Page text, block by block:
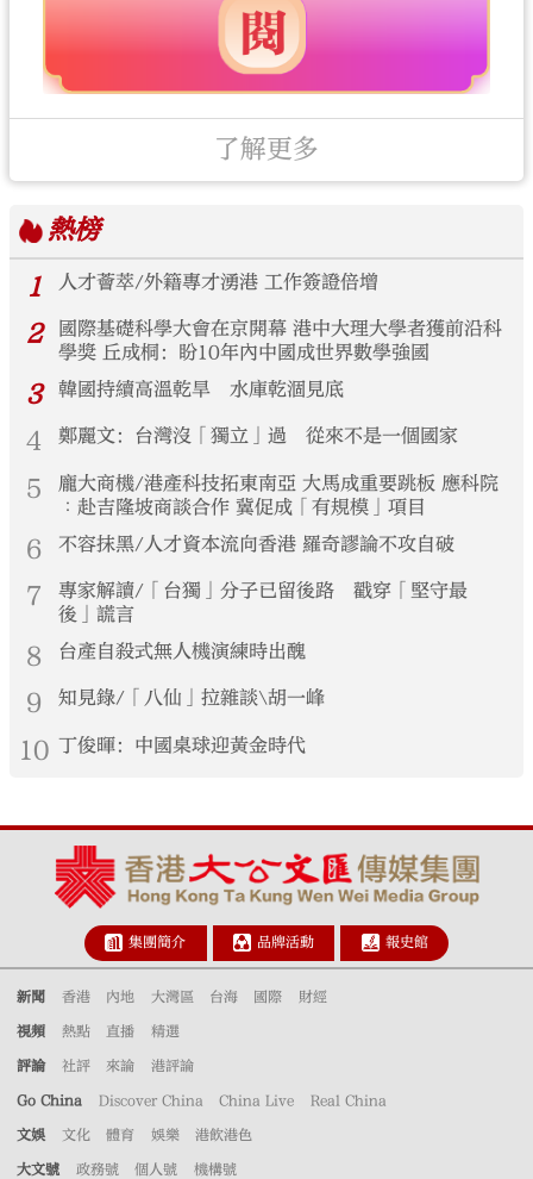
了解更多
熱榜
1
人才薈萃/外籍專才湧港 工作簽證倍增
2
國際基礎科學大會在京開幕 港中大理大學者獲前沿科
學獎 丘成桐：盼10年內中國成世界數學強國
3 韓國持續高溫乾旱 水庫乾涸見底
4 鄭麗文：台灣沒「獨立」過 從來不是一個國家
5
龐大商機/港產科技拓東南亞 大馬成重要跳板 應科院
︰赴吉隆坡商談合作 冀促成「有規模」項目
6 不容抹黑/人才資本流向香港 羅奇謬論不攻自破
7
專家解讀/「台獨」分子已留後路 戳穿「堅守最
後」謊言
8 台產自殺式無人機演練時出醜
9 知見錄/「八仙」拉雜談\胡一峰
10 丁俊暉：中國桌球迎黃金時代
集團簡介 品牌活動 報史館
新聞 香港 內地 大灣區 台海 國際 財經
視頻 熱點 直播 精選
評論 社評 來論 港評論
Go China Discover China China Live Real China
文娛 文化 體育 娛樂 港飲港色
大文號 政務號 個人號 機構號